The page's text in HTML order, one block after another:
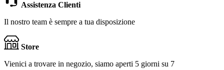
Assistenza Clienti
Il nostro team è sempre a tua disposizione
Store
Vienici a trovare in negozio, siamo aperti 5 giorni su 7